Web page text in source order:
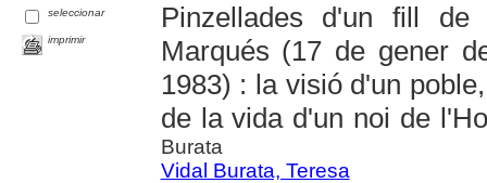
seleccionar
imprimir
Pinzellades d'un fill de
Marqués (17 de gener
1983) : la visió d'un
de la vida d'un noi de
Burata
Vidal Burata, Teresa